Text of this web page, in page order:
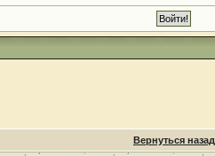
Вернуться назад